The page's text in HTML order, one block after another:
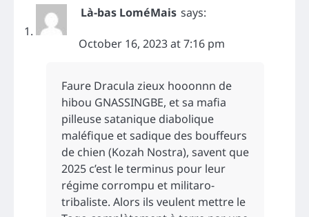
Là-bas LoméMais says:
October 16, 2023 at 7:16 pm
Faure Dracula zieux hooonnn de
hibou GNASSINGBE, et sa mafia
pilleuse satanique diabolique
maléfique et sadique des bouffeurs
de chien (Kozah Nostra), savent que
2025 c’est le terminus pour leur
régime corrompu et militaro-
tribaliste. Alors ils veulent mettre le